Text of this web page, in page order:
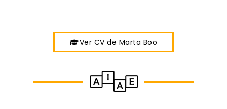
Ver CV de Marta Boo